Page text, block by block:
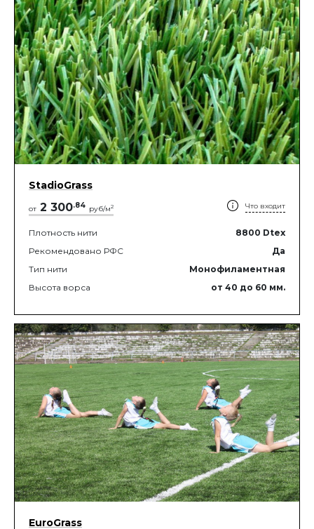
StadioGrass
от 2 300.84 руб/м2 Что входит
Плотность нити 8800 Dtex
Рекомендовано РФС
Да
Тип нити
Монофиламентная
Высота ворса
от 40 до 60 мм.
EuroGrass